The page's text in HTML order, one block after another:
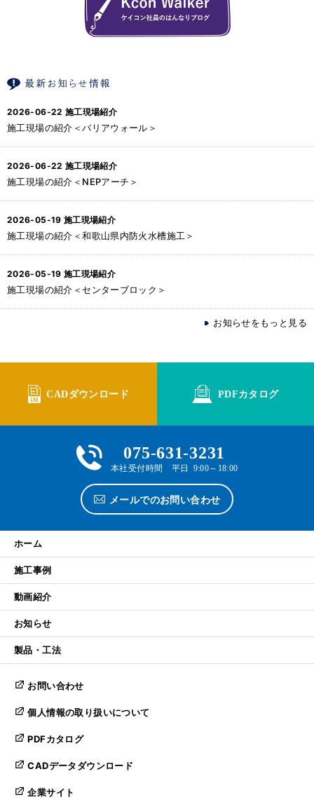
2026-06-22 施工現場紹介
施工現場の紹介＜バリアウォール＞
2026-06-22 施工現場紹介
施工現場の紹介＜NEPアーチ＞
2026-05-19 施工現場紹介
施工現場の紹介＜和歌山県内防火水槽施工＞
2026-05-19 施工現場紹介
施工現場の紹介＜センターブロック＞
お知らせをもっと見る
CADダウンロード PDFカタログ
075-631-3231
本社受付時間 平日 9:00～18:00
メールでのお問い合わせ
ホーム
施工事例
動画紹介
お知らせ
製品・工法
お問い合わせ
個人情報の取り扱いについて
PDFカタログ
CADデータダウンロード
企業サイト